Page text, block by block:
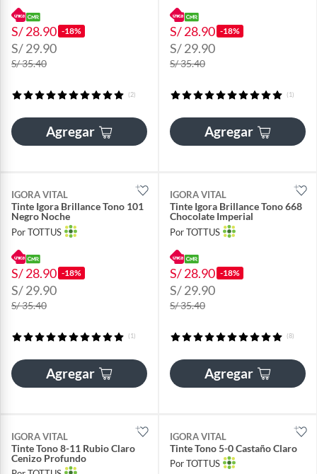
S/ 28.90 -18%
S/ 29.90
S/ 35.40
(2)
Agregar
S/ 28.90 -18%
S/ 29.90
S/ 35.40
(1)
Agregar
IGORA VITAL
Tinte Igora Brillance Tono 101
Negro Noche
Por TOTTUS
S/ 28.90 -18%
S/ 29.90
S/ 35.40
(1)
Agregar
IGORA VITAL
Tinte Igora Brillance Tono 668
Chocolate Imperial
Por TOTTUS
S/ 28.90 -18%
S/ 29.90
S/ 35.40
(8)
Agregar
IGORA VITAL
Tinte Tono 8-11 Rubio Claro
Cenizo Profundo
IGORA VITAL
Tinte Tono 5-0 Castaño Claro
Por TOTTUS